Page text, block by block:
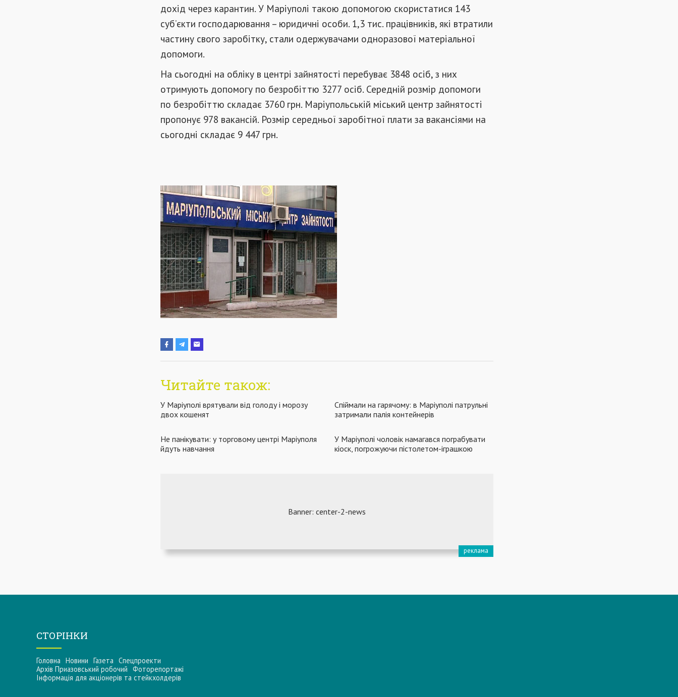
дохід через карантин. У Маріуполі такою допомогою скористатися 143
суб’єкти господарювання – юридичні особи. 1,3 тис. працівників, які втратили
частину свого заробітку, стали одержувачами одноразової матеріальної
допомоги.
На сьогодні на обліку в центрі зайнятості перебуває 3848 осіб, з них
отримують допомогу по безробіттю 3277 осіб. Середній розмір допомоги
по безробіттю складає 3760 грн. Маріупольській міський центр зайнятості
пропонує 978 вакансій. Розмір середньої заробітної плати за вакансіями на
сьогодні складає 9 447 грн.
Читайте також:
У Маріуполі врятували від голоду і морозу
двох кошенят
Спіймали на гарячому: в Маріуполі патрульні
затримали палія контейнерів
Не панікувати: у торговому центрі Маріуполя
йдуть навчання
У Маріуполі чоловік намагався пограбувати
кіоск, погрожуючи пістолетом-іграшкою
СТОРІНКИ
Головна Новини Газета Спецпроекти
Архів Приазовський робочий Фоторепортажі
Інформацiя для акцiонерiв та стейкхолдерiв